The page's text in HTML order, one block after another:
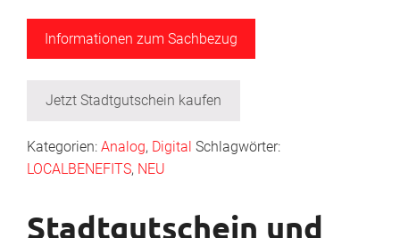
Informationen zum Sachbezug
Jetzt Stadtgutschein kaufen
Kategorien: Analog, Digital Schlagwörter:
LOCALBENEFITS, NEU
Stadtgutschein und